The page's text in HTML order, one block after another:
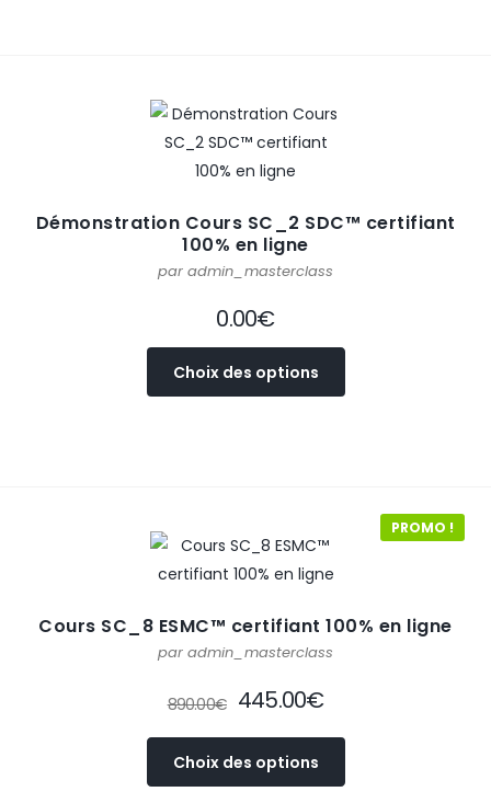
Démonstration Cours SC_2 SDC™ certifiant
100% en ligne
par admin_masterclass
0.00€
Choix des options
PROMO !
Cours SC_8 ESMC™ certifiant 100% en ligne
par admin_masterclass
890.00€ 445.00€
Choix des options